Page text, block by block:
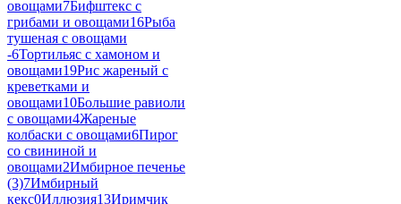
овощами7Бифштекс с
грибами и овощами16Рыба
тушеная с овощами
-6Тортильяс с хамоном и
овощами19Рис жареный с
креветками и
овощами10Большие равиоли
с овощами4Жареные
колбаски с овощами6Пирог
со свининой и
овощами2Имбирное печенье
(3)7Имбирный
кекс0Иллюзия13Иримчик